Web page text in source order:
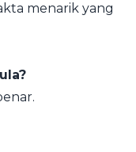
menarik yang